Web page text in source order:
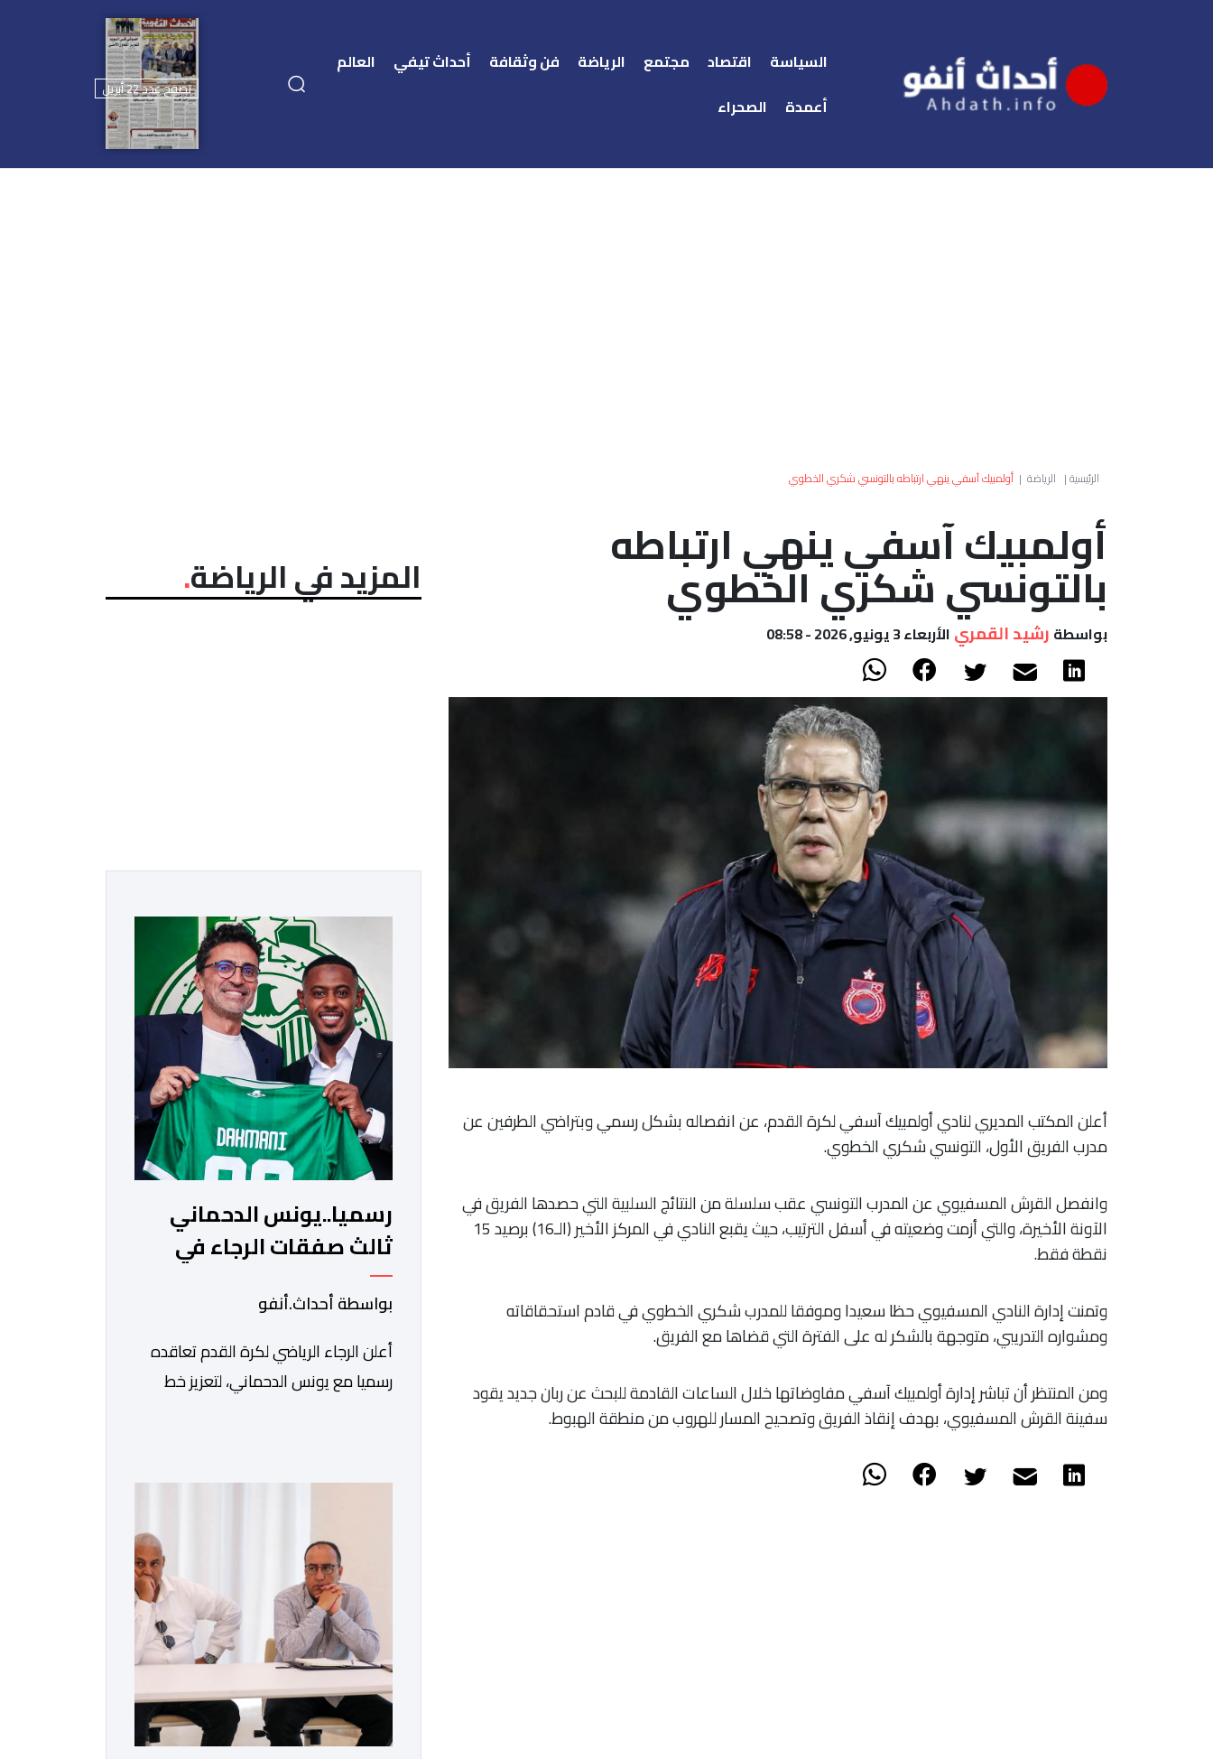
السياسة اقتصاد مجتمع الرياضة فن وثقافة أحداث تيفي
العالم
أعمدة
الصحراء
تصفح عدد 22 أبريل
الرئيسية| الرياضة | أولمبيك آسفي ينهي ارتباطه بالتونسي شكري الخطوي
أولمبيك آسفي ينهي ارتباطه
بالتونسي شكري الخطوي
بواسطة رشيد القمري الأربعاء 3 يونيو, 2026 - 08:58
أعلن المكتب المديري لنادي أولمبيك آسفي لكرة القدم، عن انفصاله بشكل رسمي وبتراضي الطرفين عن
مدرب الفريق الأول، التونسي شكري الخطوي.
وانفصل القرش المسفيوي عن المدرب التونسي عقب سلسلة من النتائج السلبية التي حصدها الفريق في
الآونة الأخيرة، والتي أزمت وضعيته في أسفل الترتيب، حيث يقبع النادي في المركز الأخير (الـ16) برصيد 15
نقطة فقط.
وتمنت إدارة النادي المسفيوي حظا سعيدا وموفقا للمدرب شكري الخطوي في قادم استحقاقاته
ومشواره التدريبي، متوجهة بالشكر له على الفترة التي قضاها مع الفريق.
ومن المنتظر أن تباشر إدارة أولمبيك آسفي مفاوضاتها خلال الساعات القادمة للبحث عن ربان جديد يقود
سفينة القرش المسفيوي، بهدف إنقاذ الفريق وتصحيح المسار للهروب من منطقة الهبوط.
المزيد في الرياضة
رسميا..يونس الدحماني
ثالث صفقات الرجاء في
الميركاتو الصيفي
بواسطة أحداث.أنفو
أعلن الرجاء الرياضي لكرة القدم تعاقده
رسميا مع يونس الدحماني، لتعزيز خط
التقني للرجاء لتقديم الإضافة المرجوة في
المسابقات المحلية والقارية المقبلة. ​وجاء
هذا التعاقد بعد أداء لافت قدمه اللاعب
برفقة اتحاد […]